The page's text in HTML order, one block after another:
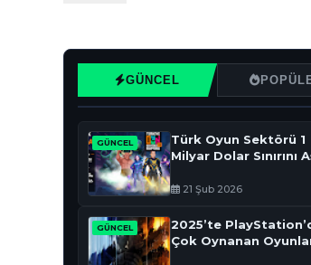
GÜNCEL
GÜNCEL
Türk Oyun Sektörü 1
Milyar Dolar Sınırını
Oldu
21 Şub 2026
GÜNCEL
2025’te
Çok Oynanan